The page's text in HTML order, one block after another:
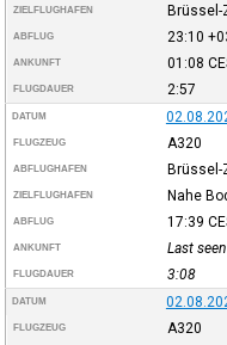
ZIELFLUGHAFEN Brüssel-
ABFLUG 23:10
ANKUNFT 01:08
FLUGDAUER 2:57
DATUM
FLUGZEUG A320
ABFLUGHAFEN Brüssel-
ZIELFLUGHAFEN Nahe
ABFLUG 17:39
ANKUNFT Last
FLUGDAUER 3:08
DATUM
FLUGZEUG A320